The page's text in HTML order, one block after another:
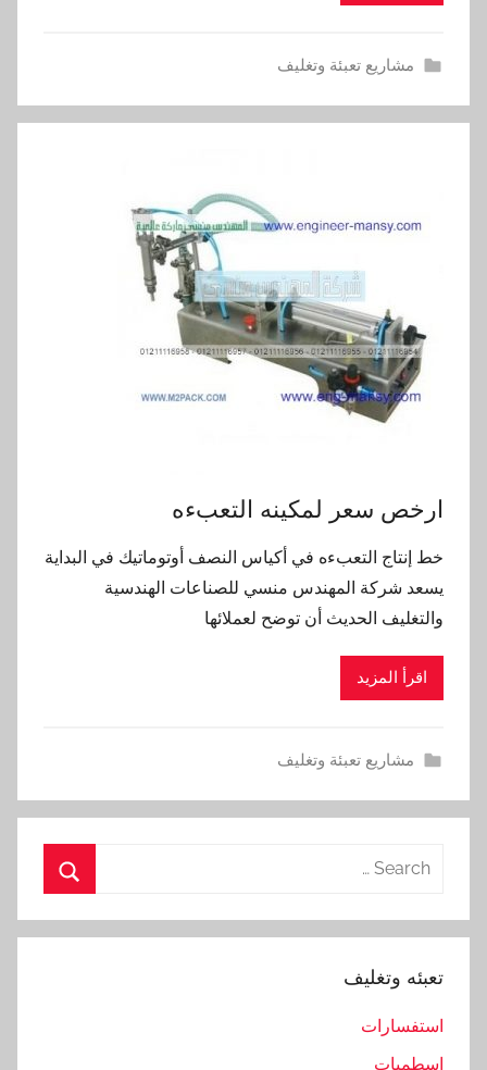
مشاريع تعبئة وتغليف
ارخص سعر لمكينه التعبءه
خط إنتاج التعبءه في أكياس النصف أوتوماتيك في البداية
يسعد شركة المهندس منسي للصناعات الهندسية
والتغليف الحديث أن توضح لعملائها
اقرأ المزيد
مشاريع تعبئة وتغليف
Search
تعبئه وتغليف
استفسارات
اسطمبات